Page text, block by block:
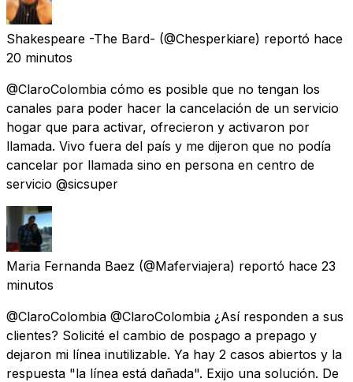
Shakespeare -The Bard- (@Chesperkiare) reportó hace
20 minutos
@ClaroColombia cómo es posible que no tengan los
canales para poder hacer la cancelación de un servicio
hogar que para activar, ofrecieron y activaron por
llamada. Vivo fuera del país y me dijeron que no podía
cancelar por llamada sino en persona en centro de
servicio @sicsuper
Maria Fernanda Baez (@Maferviajera) reportó hace 23
minutos
@ClaroColombia @ClaroColombia ¿Así responden a sus
clientes? Solicité el cambio de pospago a prepago y
dejaron mi línea inutilizable. Ya hay 2 casos abiertos y la
respuesta "la línea está dañada". Exijo una solución. De